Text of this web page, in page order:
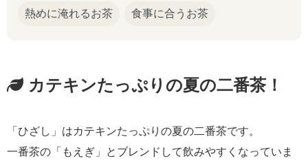
熱めに淹れるお茶 食事に合うお茶
カテキンたっぷりの夏の二番茶！
「ひざし」はカテキンたっぷりの夏の二番茶です。
一番茶の「もえぎ」とブレンドして飲みやすくなっていま